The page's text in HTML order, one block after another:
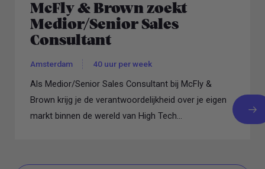
McFly & Brown zoekt
Medior/Senior Sales
Consultant
Amsterdam 40 uur per week
Als Medior/Senior Sales Consultant bij McFly &
Brown krijg je de verantwoordelijkheid over je eigen
markt binnen de wereld van High Tech...